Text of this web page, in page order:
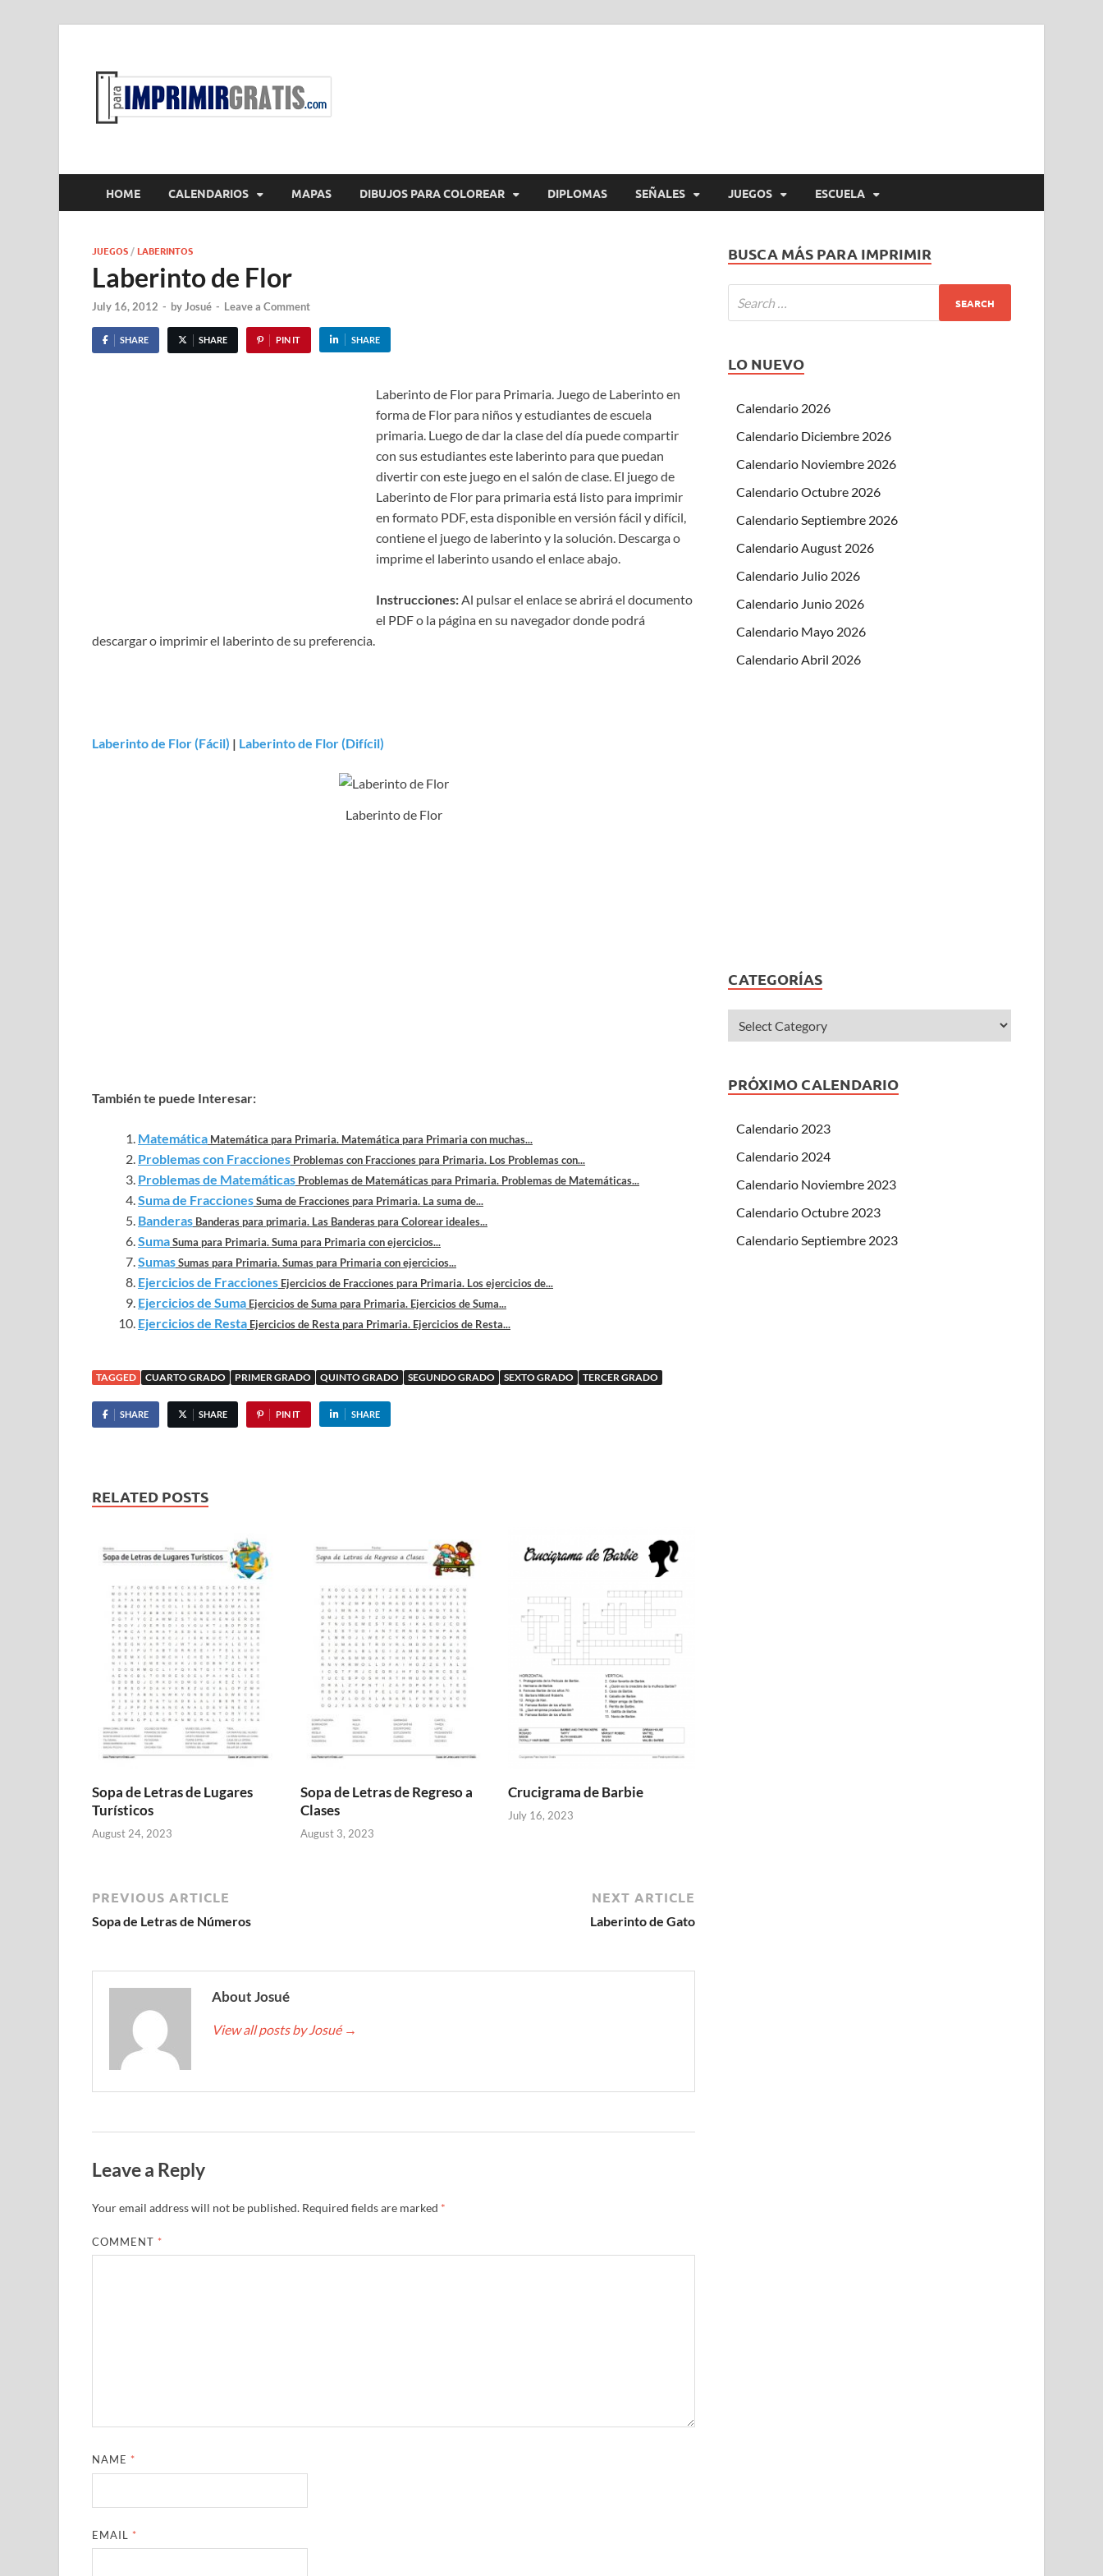
HOME CALENDARIOS MAPAS DIBUJOS PARA COLOREAR DIPLOMAS SEÑALES JUEGOS ESCUELA
JUEGOS /LABERINTOS
Laberinto de Flor
July 16, 2012 - byJosué - Leave a Comment
SHARE SHARE PIN IT SHARE
Laberinto de Flor para Primaria. Juego de Laberinto en
forma de Flor para niños y estudiantes de escuela
primaria. Luego de dar la clase del día puede compartir
con sus estudiantes este laberinto para que puedan
divertir con este juego en el salón de clase. El juego de
Laberinto de Flor para primaria está listo para imprimir
en formato PDF, esta disponible en versión fácil y difícil,
contiene el juego de laberinto y la solución. Descarga o
imprime el laberinto usando el enlace abajo.
Instrucciones:Al pulsar el enlace se abrirá el documento
el PDF o la página en su navegador donde podrá
descargar o imprimir el laberinto de su preferencia.
Laberinto de Flor (Fácil) | Laberinto de Flor (Difícil)
Laberinto de Flor
También te puede Interesar:
Matemática Matemática para Primaria. Matemática para Primaria con muchas...
Problemas con Fracciones Problemas con Fracciones para Primaria. Los Problemas con...
Problemas de Matemáticas Problemas de Matemáticas para Primaria. Problemas de Matemáticas...
Suma de FraccionesSuma de Fracciones para Primaria. La suma de...
Banderas Banderas para primaria. Las Banderas para Colorear ideales...
SumaSuma para Primaria. Suma para Primaria con ejercicios...
SumasSumas para Primaria. Sumas para Primaria con ejercicios...
Ejercicios de Fracciones Ejercicios de Fracciones para Primaria. Los ejercicios de...
Ejercicios de Suma Ejercicios de Suma para Primaria. Ejercicios de Suma...
Ejercicios de Resta Ejercicios de Resta para Primaria. Ejercicios de Resta...
TAGGED CUARTO GRADO PRIMER GRADO QUINTO GRADO SEGUNDO GRADO SEXTO GRADO TERCER GRADO
SHARE SHARE PIN IT SHARE
RELATED POSTS
Sopa de Letras de Lugares
Turísticos
August 24, 2023
Sopa de Letras de Regreso a
Clases
August 3, 2023
Crucigrama de Barbie
July 16, 2023
PREVIOUS ARTICLE
Sopa de Letras de Números
NEXT ARTICLE
Laberinto de Gato
About Josué
View all posts by Josué →
Leave a Reply
Your email address will not be published. Required fields are marked *
COMMENT *
NAME *
EMAIL *
BUSCA MÁS PARA IMPRIMIR
LO NUEVO
Calendario 2026
Calendario Diciembre 2026
Calendario Noviembre 2026
Calendario Octubre 2026
Calendario Septiembre 2026
Calendario August 2026
Calendario Julio 2026
Calendario Junio 2026
Calendario Mayo 2026
Calendario Abril 2026
CATEGORÍAS
PRÓXIMO CALENDARIO
Calendario 2023
Calendario 2024
Calendario Noviembre 2023
Calendario Octubre 2023
Calendario Septiembre 2023